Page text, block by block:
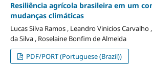
Resiliência agrícola brasileira em um
mudanças climáticas
Lucas Silva Ramos , Leandro Vinicios
da Silva , Roselaine Bonfim de Almeida
PDF/PORT (Portuguese (Brazil))